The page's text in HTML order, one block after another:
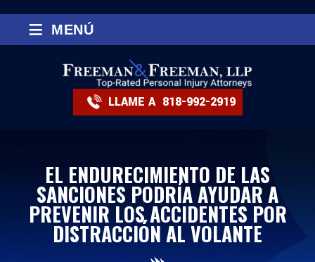
LLAME A 818-992-2919
≡ MENÚ
EL ENDURECIMIENTO DE LAS
SANCIONES PODRÍA AYUDAR A
PREVENIR LOS ACCIDENTES POR
DISTRACCIÓN AL VOLANTE